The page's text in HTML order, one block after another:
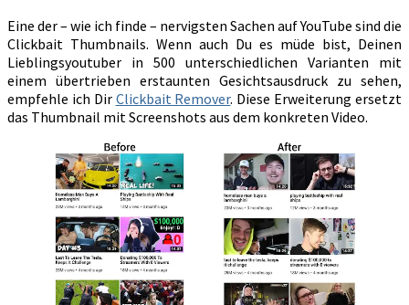
Eine der – wie ich finde – nervigsten Sachen auf YouTube sind die
Clickbait Thumbnails. Wenn auch Du es müde bist, Deinen
Lieblingsyoutuber in 500 unterschiedlichen Varianten mit
einem übertrieben erstaunten Gesichtsausdruck zu sehen,
empfehle ich Dir Clickbait Remover. Diese Erweiterung ersetzt
das Thumbnail mit Screenshots aus dem konkreten Video.